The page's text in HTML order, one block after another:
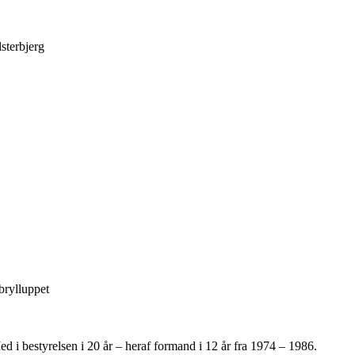
i bestyrelsen i 20 år – heraf formand i 12 år fra 1974 – 1986.